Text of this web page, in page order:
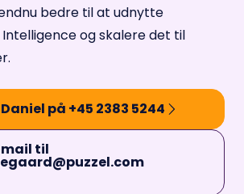
bedre til at udnytte
og skalere det til
på +45 2383 5244
mail til